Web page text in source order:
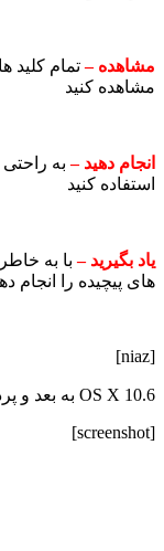
مشاهده –تمام کلید
مشاهده کنید
انجام دهید –به راحتی
استفاده کنید
یاد بگیرید –با به
های پیچیده را
[niaz]
OS X 10.6 به بعد و پردازنده 64Bit
[screenshot]